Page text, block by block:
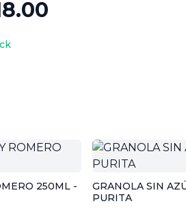
250ML -
GRANOLA SIN
PURITA